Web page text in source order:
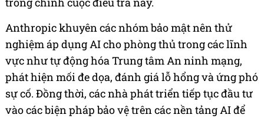
Anthropic khuyên các nhóm bảo mật nên thử
nghiệm áp dụng AI cho phòng thủ trong các lĩnh
vực như tự động hóa Trung tâm An ninh mạng,
phát hiện mối đe dọa, đánh giá lỗ hổng và ứng phó
sự cố. Đồng thời, các nhà phát triển tiếp tục đầu tư
vào các biện pháp bảo vệ trên các nền tảng AI để